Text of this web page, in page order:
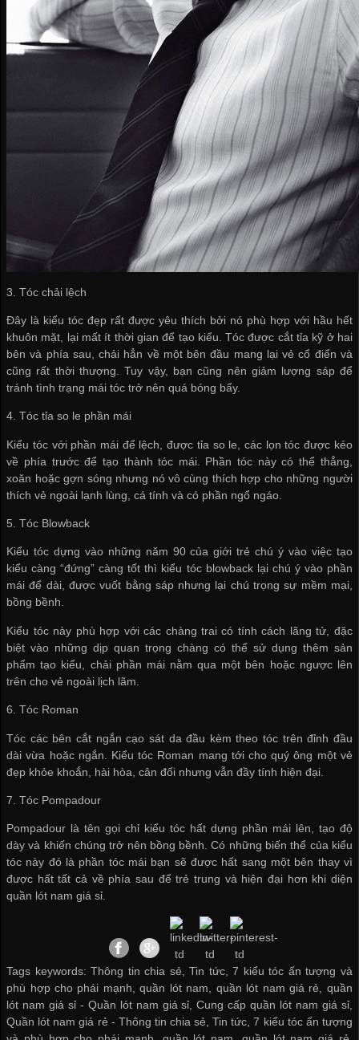
3. Tóc chải lệch
Đây là kiểu tóc đẹp rất được yêu thích bởi nó phù hợp với hầu hết
khuôn mặt, lại mất ít thời gian để tạo kiểu. Tóc được cắt tỉa kỹ ở hai
bên và phía sau, chải hẳn về một bên đầu mang lại vẻ cổ điển và
cũng rất thời thượng. Tuy vậy, bạn cũng nên giảm lượng sáp để
tránh tình trạng mái tóc trở nên quá bóng bẩy.
4. Tóc tỉa so le phần mái
Kiểu tóc với phần mái để lệch, được tỉa so le, các lọn tóc được kéo
về phía trước để tạo thành tóc mái. Phần tóc này có thể thẳng,
xoăn hoặc gợn sóng nhưng nó vô cùng thích hợp cho những người
thích vẻ ngoài lạnh lùng, cá tính và có phần ngổ ngáo.
5. Tóc Blowback
Kiểu tóc dựng vào những năm 90 của giới trẻ chú ý vào việc tạo
kiểu càng “đứng” càng tốt thì kiểu tóc blowback lại chú ý vào phần
mái để dài, được vuốt bằng sáp nhưng lại chú trọng sự mềm mại,
bồng bềnh.
Kiểu tóc này phù hợp với các chàng trai có tính cách lãng tử, đặc
biệt vào những dịp quan trọng chàng có thể sử dụng thêm sản
phẩm tạo kiểu, chải phần mái nằm qua một bên hoặc ngược lên
trên cho vẻ ngoài lịch lãm.
6. Tóc Roman
Tóc các bên cắt ngắn cạo sát da đầu kèm theo tóc trên đỉnh đầu
dài vừa hoặc ngắn. Kiểu tóc Roman mang tới cho quý ông một vẻ
đẹp khỏe khoắn, hài hòa, cân đối nhưng vẫn đầy tính hiện đại.
7. Tóc Pompadour
Pompadour là tên gọi chỉ kiểu tóc hất dựng phần mái lên, tạo độ
dày và khiến chúng trở nên bồng bềnh. Có những biến thể của kiểu
tóc này đó là phần tóc mái bạn sẽ được hất sang một bên thay vì
được hất tất cả về phía sau để trẻ trung và hiện đại hơn khi diện
quần lót nam giá sỉ.
Tags keywords: Thông tin chia sẻ, Tin tức, 7 kiểu tóc ấn tượng và
phù hợp cho phái mạnh, quần lót nam, quần lót nam giá rẻ, quần
lót nam giá sỉ - Quần lót nam giá sỉ ,Cung cấp quần lót nam giá sỉ,
Quần lót nam giá rẻ - Thông tin chia sẻ ,Tin tức ,7 kiểu tóc ấn tượng